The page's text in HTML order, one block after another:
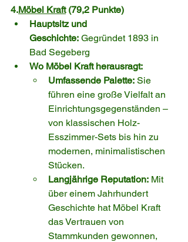
4.Möbel Kraft (79,2 Punkte)
Hauptsitz und
Geschichte: Gegründet 1893 in
Bad Segeberg
Wo Möbel Kraft herausragt:
Umfassende Palette: Sie
führen eine große Vielfalt an
Einrichtungsgegenständen –
von klassischen Holz-
Esszimmer-Sets bis hin zu
modernen, minimalistischen
Stücken.
Langjährige Reputation: Mit
über einem Jahrhundert
Geschichte hat Möbel Kraft
das Vertrauen von
Stammkunden gewonnen,